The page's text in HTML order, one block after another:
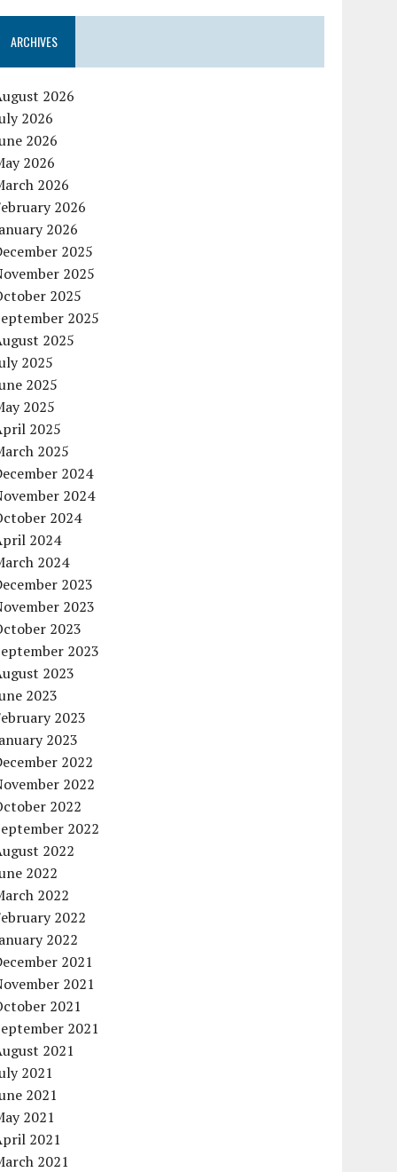
ARCHIVES
2026
2026
2026
2026
2026
2026
2026
2025
2025
2025
2025
2025
2025
2025
2025
2025
2025
2024
2024
2024
2024
2024
2023
2023
2023
2023
2023
2023
2023
2023
2022
2022
2022
2022
2022
2022
2022
2022
2022
2021
2021
2021
2021
2021
2021
2021
2021
2021
2021